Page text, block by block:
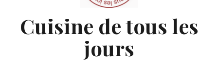
Cuisine de tous les
jours